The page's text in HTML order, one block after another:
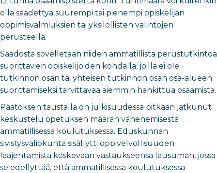
olla säädettyä suurempi tai pienempi opiskelijan
oppimisvalmiuksien tai yksilöllisten valintojen
perusteella.
Säädöstä sovelletaan niiden ammatillista perustutkintoa
suorittavien opiskelijoiden kohdalla, joilla ei ole
tutkinnon osan tai yhteisen tutkinnon osan osa-alueen
suorittamiseksi tarvittavaa aiemmin hankittua osaamista.
Päätöksen taustalla on julkisuudessa pitkään jatkunut
keskustelu opetuksen määrän vähenemisestä
ammatillisessa koulutuksessa. Eduskunnan
sivistysvaliokunta sisällytti oppivelvollisuuden
laajentamista koskevaan vastaukseensa lausuman, jossa
se edellyttää, että ammatillisessa koulutuksessa